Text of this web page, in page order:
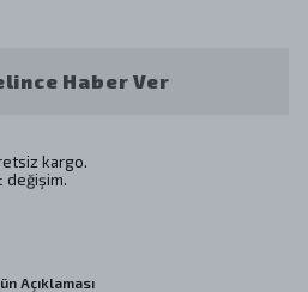
Haber Ver
kargo.
değişim.
Açıklaması